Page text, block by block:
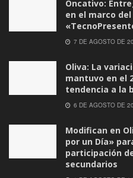
Oncativo:
en el marco
7 DE AGOSTO DE
Oliva: La
mantuvo en el
tendencia a la
6 DE AGOSTO DE
Modifican en
por un Día»
participación
secundarios